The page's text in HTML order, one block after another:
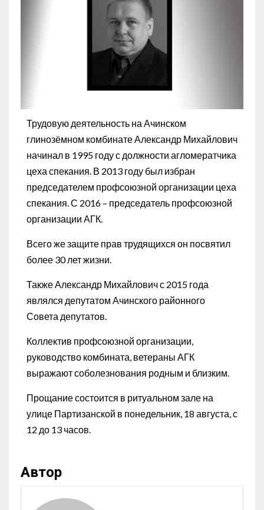
Трудовую деятельность на Ачинском
глинозёмном комбинате Александр Михайлович
начинал в 1995 году с должности агломератчика
цеха спекания. В 2013 году был избран
председателем профсоюзной организации цеха
спекания. С 2016 – председатель профсоюзной
организации АГК.
Всего же защите прав трудящихся он посвятил
более 30 лет жизни.
Также Александр Михайлович с 2015 года
являлся депутатом Ачинского районного
Совета депутатов.
Коллектив профсоюзной организации,
руководство комбината, ветераны АГК
выражают соболезнования родным и близким.
Прощание состоится в ритуальном зале на
улице Партизанской в понедельник, 18 августа, с
12 до 13 часов.
Автор